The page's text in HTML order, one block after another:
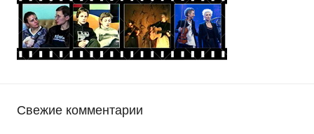
Свежие комментарии